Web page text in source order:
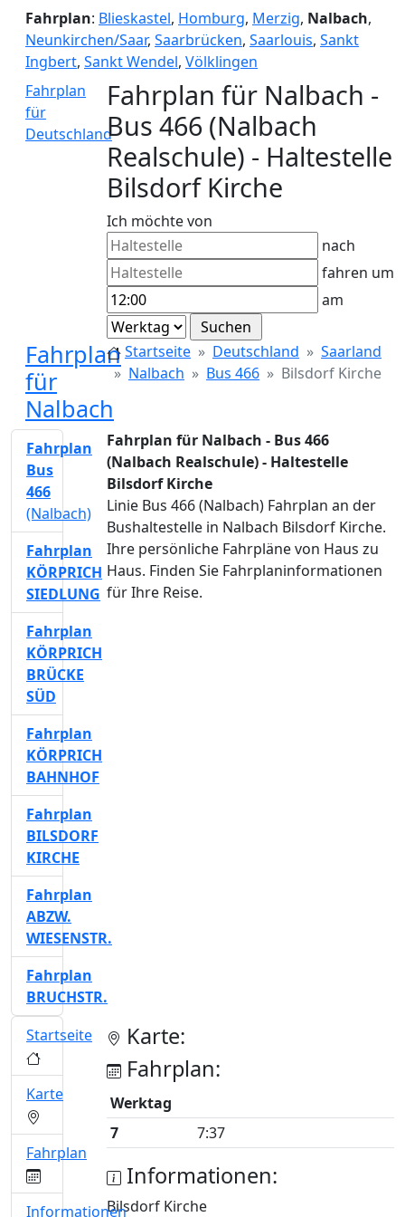
Fahrplan: Blieskastel, Homburg, Merzig, Nalbach,
Neunkirchen/Saar, Saarbrücken, Saarlouis, Sankt
Ingbert, Sankt Wendel, Völklingen
Fahrplan
für
Deutschland
Fahrplan für Nalbach -
Bus 466 (Nalbach
Realschule) - Haltestelle
Bilsdorf Kirche
Ich möchte von
nach
fahren um
am
Fahrplan
für
Nalbach
Startseite Deutschland
Saarland
Nalbach
Bus 466 Bilsdorf Kirche
Fahrplan für Nalbach - Bus 466
(Nalbach Realschule) - Haltestelle
Bilsdorf Kirche
Linie Bus 466 (Nalbach) Fahrplan an der
Bushaltestelle in Nalbach Bilsdorf Kirche.
Ihre persönliche Fahrpläne von Haus zu
Haus. Finden Sie Fahrplaninformationen
für Ihre Reise.
Karte:
Fahrplan:
Werktag
7
7:37
Informationen:
Bilsdorf Kirche
Fahrplan
Bus
466
(Nalbach)
Fahrplan
KÖRPRICH
SIEDLUNG
Fahrplan
KÖRPRICH
BRÜCKE
SÜD
Fahrplan
KÖRPRICH
BAHNHOF
Fahrplan
BILSDORF
KIRCHE
Fahrplan
ABZW.
WIESENSTR.
Fahrplan
BRUCHSTR.
Startseite
Karte
Fahrplan
Informationen